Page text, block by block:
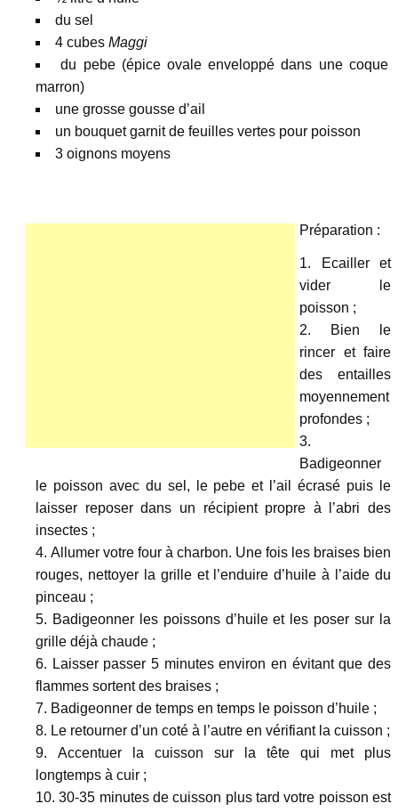
du sel
4 cubes Maggi
du pebe (épice ovale enveloppé dans une coque
marron)
une grosse gousse d’ail
un bouquet garnit de feuilles vertes pour poisson
3 oignons moyens
Préparation :
Ecailler et
vider le
poisson ;
Bien le
rincer et faire
des entailles
moyennement
profondes ;
Badigeonner
le poisson avec du sel, le pebe et l’ail écrasé puis le
laisser reposer dans un récipient propre à l’abri des
insectes ;
Allumer votre four à charbon. Une fois les braises bien
rouges, nettoyer la grille et l’enduire d’huile à l’aide du
pinceau ;
Badigeonner les poissons d’huile et les poser sur la
grille déjà chaude ;
Laisser passer 5 minutes environ en évitant que des
flammes sortent des braises ;
Badigeonner de temps en temps le poisson d’huile ;
Le retourner d’un coté à l’autre en vérifiant la cuisson ;
Accentuer la cuisson sur la tête qui met plus
longtemps à cuir ;
30-35 minutes de cuisson plus tard votre poisson est